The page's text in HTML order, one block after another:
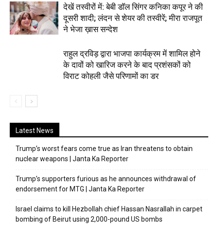
देखें तस्वीरों में: बेबी डॉल सिंगर कनिका कपूर ने की
दूसरी शादी; लंदन से शेयर की तस्वीरें; मीरा राजपूत
ने भेजा ख़ास सन्देश
राहुल द्रविड़ द्वारा भाजपा कार्यक्रम में शामिल होने
के दावों को खारिज करने के बाद प्रशंसकों को
विराट कोहली जैसे परिणामों का डर
Latest News
Trump’s worst fears come true as Iran threatens to obtain
nuclear weapons | Janta Ka Reporter
Trump’s supporters furious as he announces withdrawal of
endorsement for MTG | Janta Ka Reporter
Israel claims to kill Hezbollah chief Hassan Nasrallah in carpet
bombing of Beirut using 2,000-pound US bombs